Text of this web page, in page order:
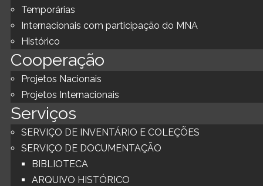
Temporárias
Internacionais com participação do MNA
Histórico
Cooperação
Projetos Nacionais
Projetos Internacionais
Serviços
SERVIÇO DE INVENTÁRIO E COLEÇÕES
SERVIÇO DE DOCUMENTAÇÃO
BIBLIOTECA
ARQUIVO HISTÓRICO